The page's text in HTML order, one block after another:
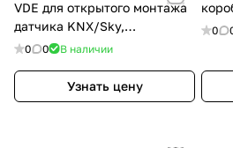
VDE для открытого монтажа
датчика KNX/Sky,
серебристый алюминий
0 0 В наличии
Узнать цену
0